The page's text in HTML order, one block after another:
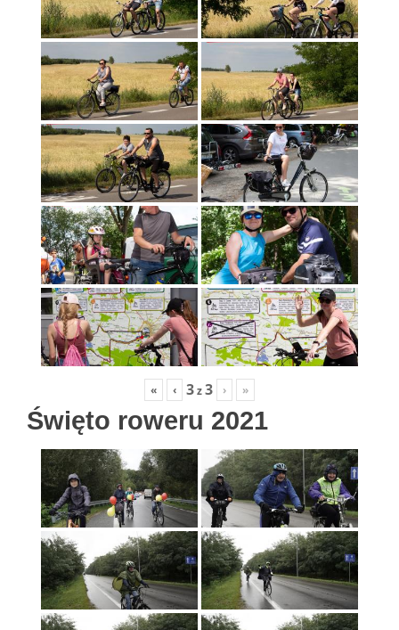
« ‹ 3z3 › »
Święto roweru 2021